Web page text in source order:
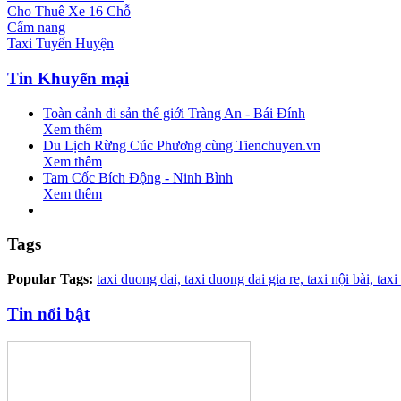
Cho Thuê Xe 16 Chỗ
Cẩm nang
Taxi Tuyến Huyện
Tin Khuyến mại
Toàn cảnh di sản thế giới Tràng An - Bái Đính
Xem thêm
Du Lịch Rừng Cúc Phương cùng Tienchuyen.vn
Xem thêm
Tam Cốc Bích Động - Ninh Bình
Xem thêm
Tags
Popular Tags: taxi duong dai, taxi duong dai gia re, taxi nội bài, taxi
Tin nổi bật